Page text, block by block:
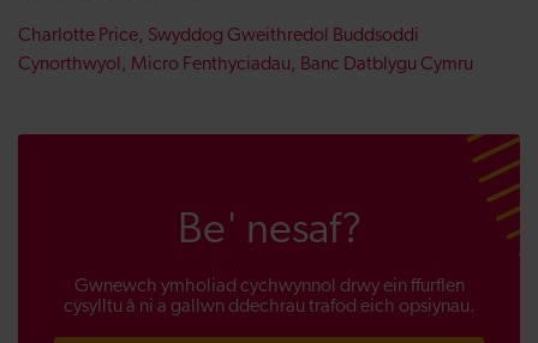
Charlotte Price, Swyddog Gweithredol Buddsoddi
Cynorthwyol, Micro Fenthyciadau, Banc Datblygu Cymru
Be' nesaf?
Gwnewch ymholiad cychwynnol drwy ein ffurflen
cysylltu â ni a gallwn ddechrau trafod eich opsiynau.